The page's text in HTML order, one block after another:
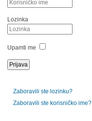
Lozinka
Upamti me
Zaboravili ste lozinku?
Zaboravili ste korisničko ime?